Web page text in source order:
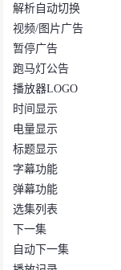
解析自动切换
视频/图片广告
暂停广告
跑马灯公告
播放器LOGO
时间显示
电量显示
标题显示
字幕功能
弹幕功能
选集列表
下一集
自动下一集